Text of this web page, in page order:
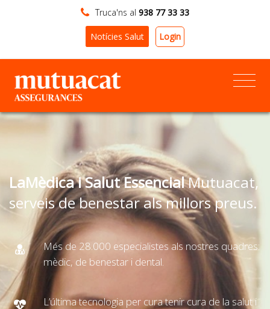
Truca'ns al 938 77 33 33
Notícies Salut Login
LaMèdica i Salut EssencialMutuacat,
serveis de benestar als millors preus.
Més de 28.000 especialistes als nostres quadres:
mèdic, de benestar i dental.
L’última tecnologia per cura tenir cura de la salut i